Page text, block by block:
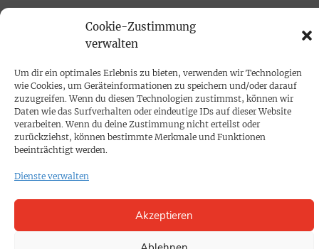
Cookie-Zustimmung
verwalten
Um dir ein optimales Erlebnis zu bieten, verwenden wir Technologien
wie Cookies, um Geräteinformationen zu speichern und/oder darauf
zuzugreifen. Wenn du diesen Technologien zustimmst, können wir
Daten wie das Surfverhalten oder eindeutige IDs auf dieser Website
verarbeiten. Wenn du deine Zustimmung nicht erteilst oder
zurückziehst, können bestimmte Merkmale und Funktionen
beeinträchtigt werden.
Dienste verwalten
Akzeptieren
PROKOMPAKT
Impressum
SPENDEN
Datenschutz
KONTAKT
Cookie-Richtlinie